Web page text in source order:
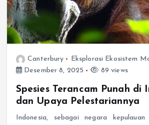
Canterbury
Eksplorasi Ekosistem
Desember 8, 2025
89 views
Spesies Terancam Punah di
dan Upaya Pelestariannya
Indonesia, sebagai negara